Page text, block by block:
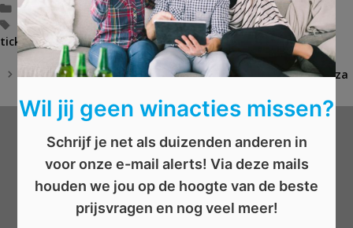
C
a
t
e
g
r
Mannen
Sport
T
a
g
s
all in pakket Club Brugge,Thuiswedstrijd,tickets,vip,VIP
ticket, voetbal,voetbalstadia
B
e
i
h
n
a
v
Win 6 maanden Goed Gevoel of een smart horloge
AFGELOPEN: Win een nachtje tussen de dieren in Pairi Daiza
Wat wil je winnen?
Beauty
Wil jij geen winacties missen?
Schrijf je net als duizenden anderen in
voor onze e-mail alerts! Via deze mails
houden we jou op de hoogte van de beste
prijsvragen en nog veel meer!